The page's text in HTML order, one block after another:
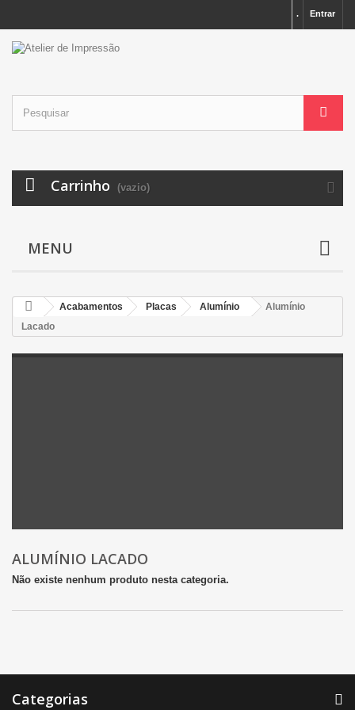
Entrar
.
Carrinho (vazio)
MENU
Acabamentos Placas Alumínio
Alumínio
Lacado
ALUMÍNIO LACADO
Não existe nenhum produto nesta categoria.
Categorias